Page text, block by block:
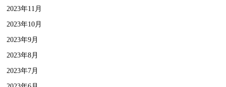
2023年11月
2023年10月
2023年9月
2023年8月
2023年7月